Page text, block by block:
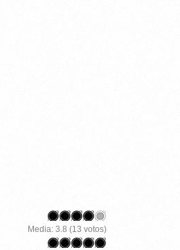
Media: 3.8 (13 votos)